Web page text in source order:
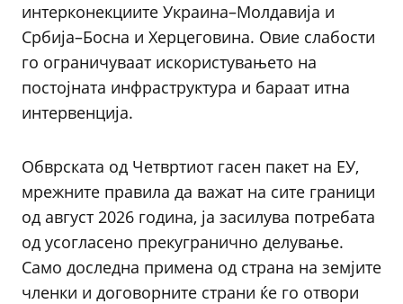
интерконекциите Украина–Молдавија и
Србија–Босна и Херцеговина. Овие слабости
го ограничуваат искористувањето на
постојната инфраструктура и бараат итна
интервенција.
Обврската од Четвртиот гасен пакет на ЕУ,
мрежните правила да важат на сите граници
од август 2026 година, ја засилува потребата
од усогласено прекугранично делување.
Само доследна примена од страна на земјите
членки и договорните страни ќе го отвори